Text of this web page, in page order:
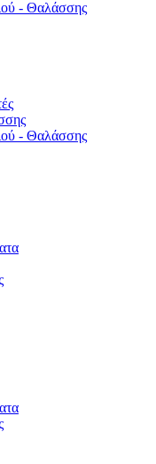
- Θαλάσσης
- Θαλάσσης